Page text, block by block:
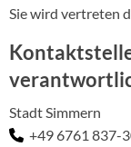
Sie wird vertreten
Stadt Simmern
+49 6761 837-